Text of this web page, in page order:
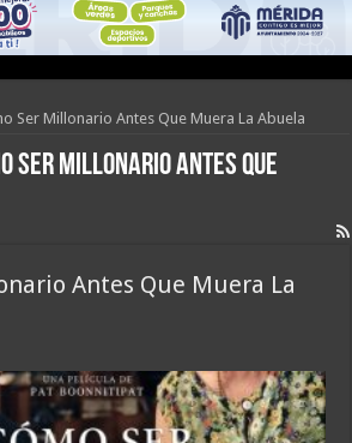
Ser Millonario Antes Que Muera La Abuela
Ser Millonario Antes Que
Antes Que Muera La